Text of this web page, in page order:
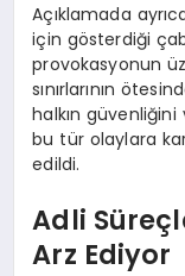
Açıklamada
için gösterdiği
provokasyonun
sınırlarının
halkın
bu tür olaylara
edildi.
Adli
Arz Ediyor